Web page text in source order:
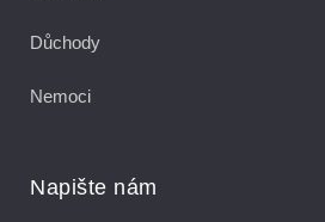
Důchody
Nemoci
Napište nám